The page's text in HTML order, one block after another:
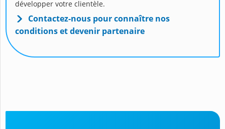
développer votre clientèle.
Contactez-nous pour connaître nos
conditions et devenir partenaire